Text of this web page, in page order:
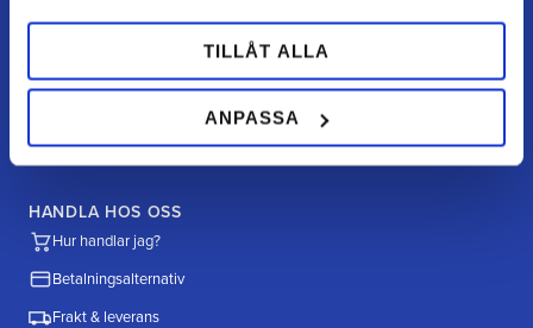
TILLÅT ALLA
ANPASSA
Reklamation
HANDLA HOS OSS
Hur handlar jag?
Betalningsalternativ
Frakt & leverans